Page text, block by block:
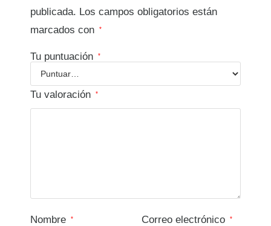
publicada. Los campos obligatorios están
marcados con
*
Tu puntuación *
Tu valoración *
Nombre * Correo electrónico *